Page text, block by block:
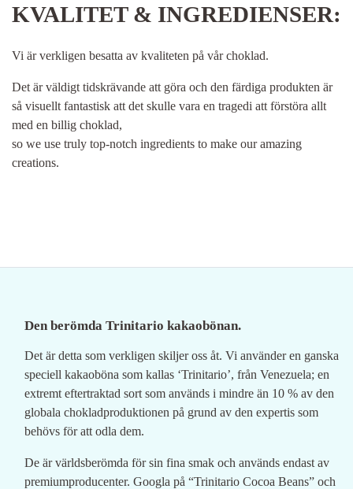
KVALITET & INGREDIENSER:
Vi är verkligen besatta av kvaliteten på vår choklad.
Det är väldigt tidskrävande att göra och den färdiga produkten är
så visuellt fantastisk att det skulle vara en tragedi att förstöra allt
med en billig choklad,
so we use truly top-notch ingredients to make our amazing
creations.
Den berömda Trinitario kakaobönan.
Det är detta som verkligen skiljer oss åt. Vi använder en ganska
speciell kakaoböna som kallas ‘Trinitario’, från Venezuela; en
extremt eftertraktad sort som används i mindre än 10 % av den
globala chokladproduktionen på grund av den expertis som
behövs för att odla dem.
De är världsberömda för sin fina smak och används endast av
premiumproducenter. Googla på “Trinitario Cocoa Beans” och